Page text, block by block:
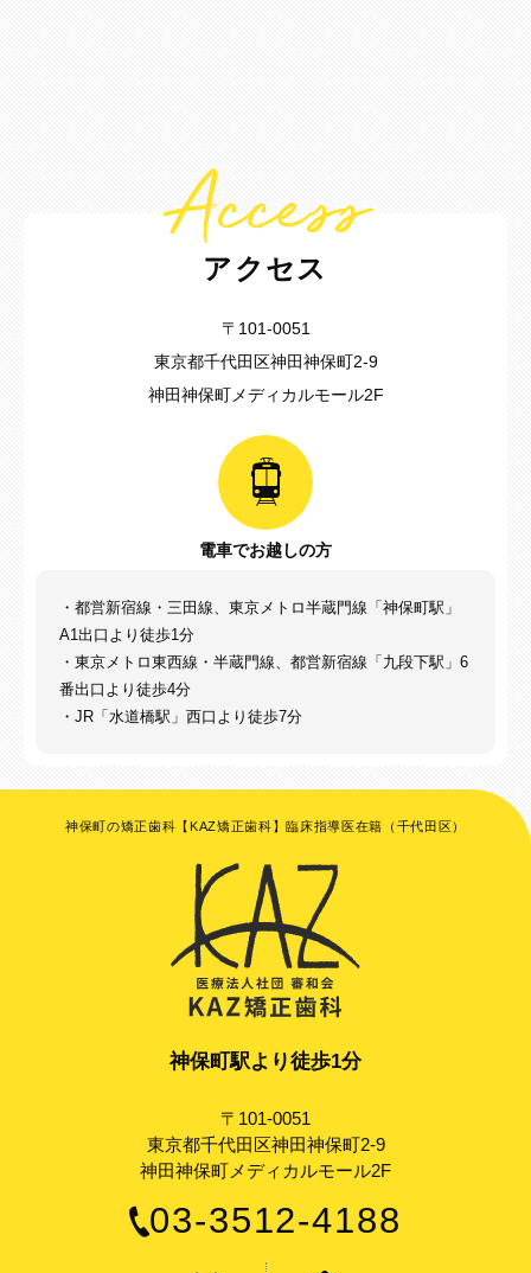
Access
アクセス
〒101-0051
東京都千代田区神田神保町2-9
神田神保町メディカルモール2F
電車でお越しの方
・都営新宿線・三田線、東京メトロ半蔵門線「神保町駅」
A1出口より徒歩1分
・東京メトロ東西線・半蔵門線、都営新宿線「九段下駅」6
番出口より徒歩4分
・JR「水道橋駅」西口より徒歩7分
神保町の矯正歯科【KAZ矯正歯科】臨床指導医在籍（千代田区）
神保町駅より徒歩1分
〒101-0051
東京都千代田区神田神保町2-9
神田神保町メディカルモール2F
03-3512-4188